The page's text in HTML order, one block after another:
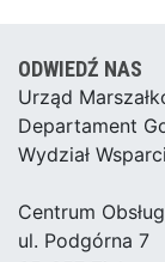
ODWIEDŹ NAS
Urząd
Departament
Wydział
Centrum
ul. Podgórna 7